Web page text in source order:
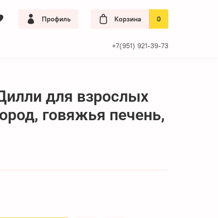
Профиль Корзина 0
+7(951) 921-39-73
для взрослых
говяжья печень,